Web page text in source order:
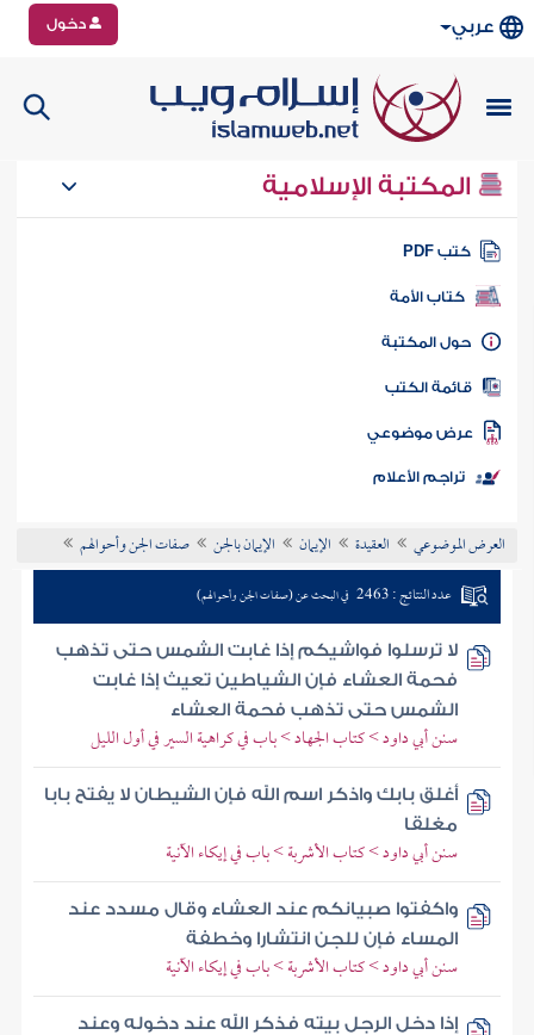
عربي دخول
المكتبة الإسلامية
كتب PDF
كتاب الأمة
المكتبة
الكتب
موضوعي
تراجم الأعلام
العرض الموضوعي العقيدة الإيمان الإيمان بالجن صفات الجن وأحوالهم
عدد النتائج : 2463 في البحث عن (صفات الجن وأحوالهم)
لا ترسلوا فواشيكم إذا غابت الشمس حتى تذهب
فحمة العشاء فإن الشياطين تعيث إذا غابت
الشمس حتى تذهب فحمة العشاء
سنن أبي داود > كتاب الجهاد > باب في كراهية السير في أول الليل
أغلق بابك واذكر اسم الله فإن الشيطان لا يفتح بابا
مغلقا
سنن أبي داود > كتاب الأشربة > باب في إيكاء الآنية
واكفتوا صبيانكم عند العشاء وقال مسدد عند
المساء فإن للجن انتشارا وخطفة
سنن أبي داود > كتاب الأشربة > باب في إيكاء الآنية
إذا دخل الرجل بيته فذكر الله عند دخوله وعند